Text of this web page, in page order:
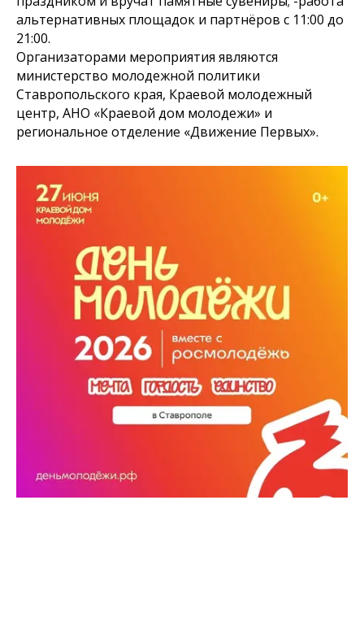
альтернативных площадок и партнёров с 11:00 до
21:00.
Организаторами мероприятия являются
министерство молодежной политики
Ставропольского края, Краевой молодежный
центр, АНО «Краевой дом молодежи» и
региональное отделение «Движение Первых».